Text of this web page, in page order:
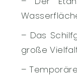
– Das
große
–